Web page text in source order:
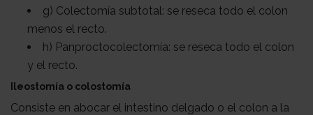
g) Colectomía subtotal: se reseca todo el colon
menos el recto.
h) Panproctocolectomía: se reseca todo el colon
y el recto.
Ileostomía o colostomía
Consiste en abocar el intestino delgado o el colon a la